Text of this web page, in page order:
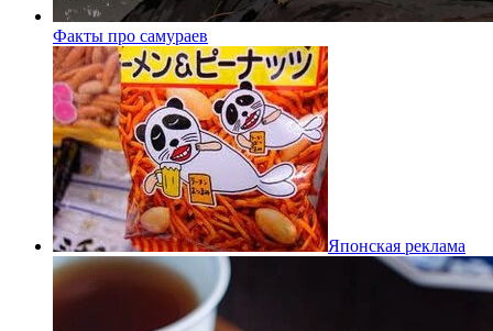
Факты про самураев
Японская реклама